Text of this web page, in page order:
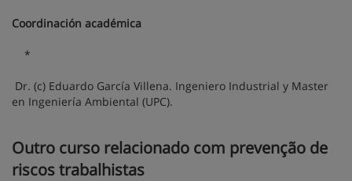
Coordinación académica
*
Dr. (c) Eduardo García Villena. Ingeniero Industrial y Master
en Ingeniería Ambiental (UPC).
Outro curso relacionado com prevenção de
riscos trabalhistas